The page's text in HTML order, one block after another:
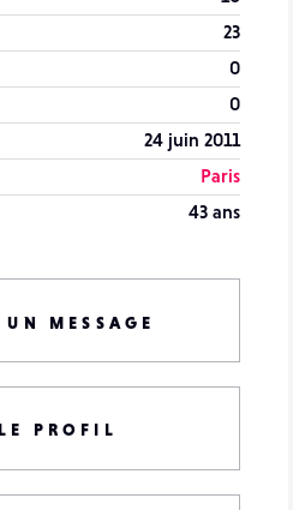
23
0
0
24 juin 2011
Paris
43 ans
UN MESSAGE
PROFIL